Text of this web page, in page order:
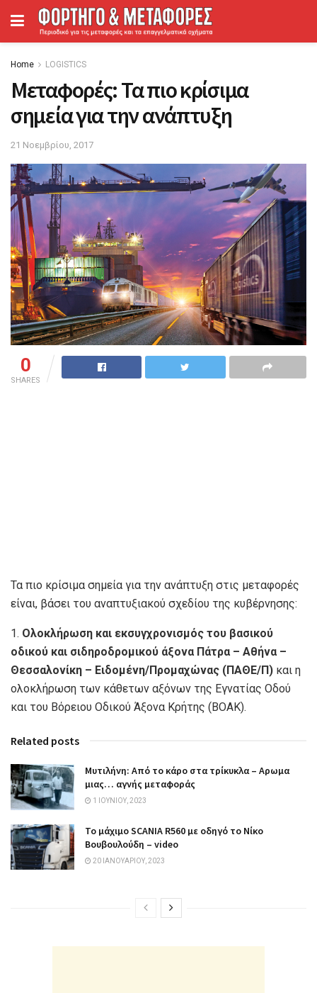
Home LOGISTICS
Μεταφορές: Τα πιο κρίσιμα
σημεία για την ανάπτυξη
21 Νοεμβρίου, 2017
0
SHARES
Τα πιο κρίσιμα σημεία για την ανάπτυξη στις μεταφορές
είναι, βάσει του αναπτυξιακού σχεδίου της κυβέρνησης:
1. Ολοκλήρωση και εκσυγχρονισμός του βασικού
οδικού και σιδηροδρομικού άξονα Πάτρα – Αθήνα –
Θεσσαλονίκη – Ειδομένη/Προμαχώνας (ΠΑΘΕ/Π) και η
ολοκλήρωση των κάθετων αξόνων της Εγνατίας Οδού
και του Βόρειου Οδικού Άξονα Κρήτης (ΒΟΑΚ).
Related posts
Μυτιλήνη: Από το κάρο στα τρίκυκλα – Αρωμα
μιας… αγνής μεταφοράς
1 ΙΟΥΝΊΟΥ, 2023
Το μάχιμο SCANIA R560 με οδηγό το Νίκο
Βουβουλούδη – video
20 ΙΑΝΟΥΑΡΊΟΥ, 2023